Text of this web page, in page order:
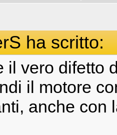
ha scritto:
il vero difetto
il motore
anche con